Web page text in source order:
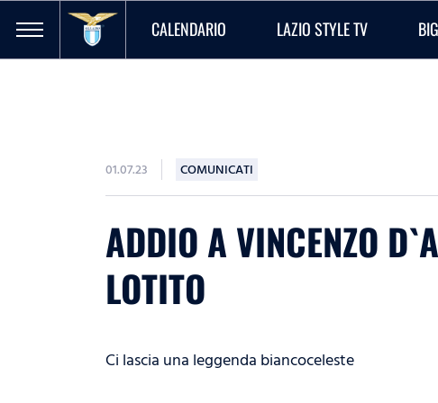
CALENDARIO LAZIO STYLE TV
01.07.23 COMUNICATI
ADDIO A VINCENZO
LOTITO
Ci lascia una leggenda biancoceleste